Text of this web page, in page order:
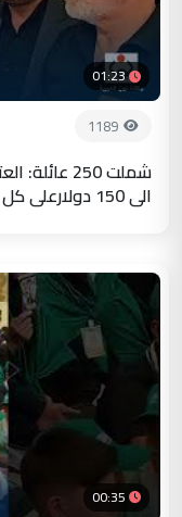
01:23
1189
الى 150 دولارعلى كل عائلة في "حارة صيدا"
00:35